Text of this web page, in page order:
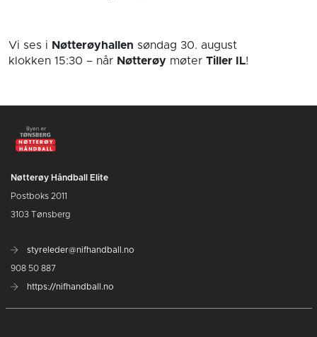
Vi ses i Nøtterøyhallen søndag 30. august
klokken 15:30 – når Nøtterøy møter Tiller IL!
Nøtterøy Håndball Elite
Postboks 2011
3103 Tønsberg
styreleder@nifhandball.no
908 50 887
https://nifhandball.no